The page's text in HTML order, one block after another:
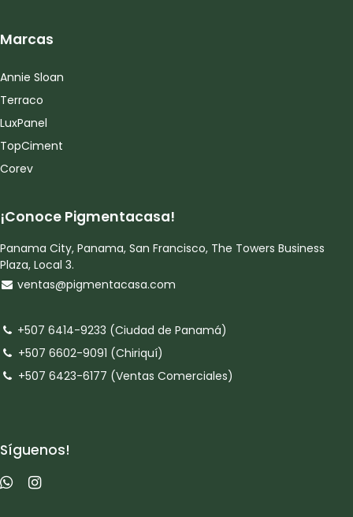
Marcas
Annie Sloan
Terraco
LuxPanel
TopCiment
Corev
¡Conoce Pigmentacasa!
Panama City, Panama, San Francisco, The Towers Business
Plaza, Local 3.
ventas@pigmentacasa.com
+507 6414-9233 (Ciudad de Panamá)
+507 6602-9091 (Chiriquí)
+507 6423-6177 (Ventas Comerciales)
Síguenos!